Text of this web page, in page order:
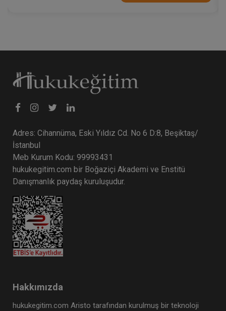
Adres: Cihannüma, Eski Yıldız Cd. No 6 D:8, Beşiktaş/
İstanbul
Meb Kurum Kodu: 99993431
hukukegitim.com bir Boğaziçi Akademi ve Enstitü
Danışmanlık paydaş kuruluşudur.
Hakkımızda
hukukegitim.com Aristo tarafından kurulmuş bir teknoloji